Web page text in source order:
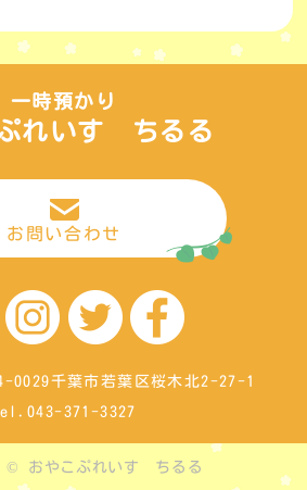
一時預かり
れいす ちるる
お問い合わせ
千葉市若葉区桜木北2-27-1
371-3327
© おやこぷれいす ちるる